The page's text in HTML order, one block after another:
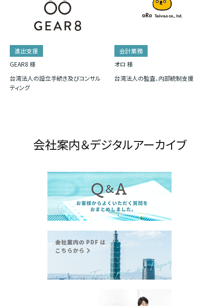
進出支援
GEAR8 様
台湾法人の設立手続き及びコンサル
ティング
会計業務
オロ 様
台湾法人の監査、内部統制支援
会社案内＆デジタルアーカイブ